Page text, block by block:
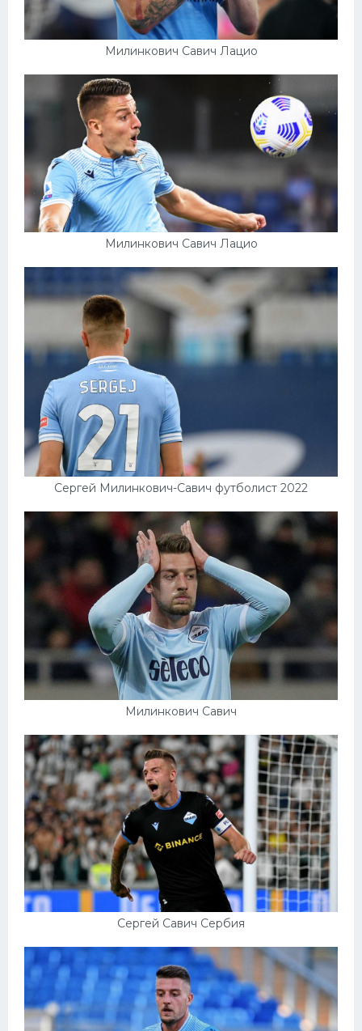
Милинкович Савич Лацио
Милинкович Савич Лацио
Сергей Милинкович-Савич футболист 2022
Милинкович Савич
Сергей Савич Сербия